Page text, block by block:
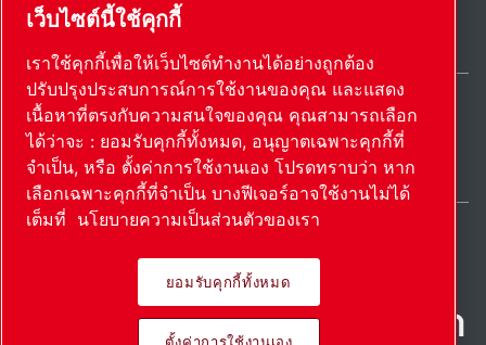
แผนผังเว็บไซต์ตั้งค่าการใช้งานเอง © 2026 ลิขสิทธิ์
Thailand / TH
ผลิตภัณฑ์ที่เป็นนวัตกรรม นํา
เว็บไซต์นี้ใช้คุกกี้
เราใช้คุกกี้เพื่อให้เว็บไซต์ทำงานได้อย่างถูกต้อง
ปรับปรุงประสบการณ์การใช้งานของคุณ และแสดง
เนื้อหาที่ตรงกับความสนใจของคุณ คุณสามารถเลือก
ได้ว่าจะ : ยอมรับคุกกี้ทั้งหมด, อนุญาตเฉพาะคุกกี้ที่
จำเป็น, หรือ ตั้งค่าการใช้งานเอง โปรดทราบว่า หาก
เลือกเฉพาะคุกกี้ที่จำเป็น บางฟีเจอร์อาจใช้งานไม่ได้
เต็มที่ นโยบายความเป็นส่วนตัวของเรา
ยอมรับคุกกี้ทั้งหมด